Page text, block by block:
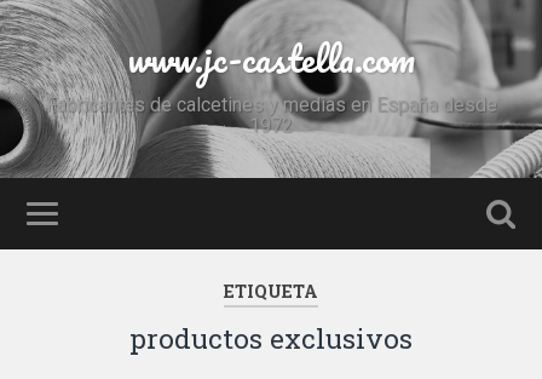
www.jc-castella.com
Fabricantes de calcetines y medias en España desde
1972
ETIQUETA
productos exclusivos